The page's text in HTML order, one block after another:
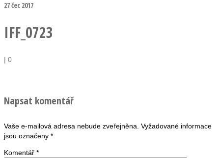
27čec 2017
IFF_0723
| 0
Napsat komentář
Vaše e-mailová adresa nebude zveřejněna. Vyžadované informace
jsou označeny *
Komentář *